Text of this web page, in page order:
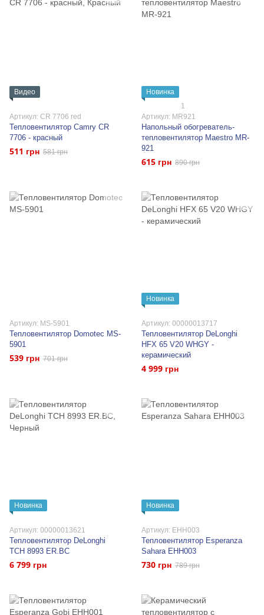
Видео
Артикул: CR 7706 red
Тепловентилятор Camry CR
7706 - красный
511 грн 581 грн
Новинка
1
Артикул: MR921
Напольный обогреватель-
тепловентилятор Maestro MR-
921
615 грн 890 грн
Артикул: MS-5901
Тепловентилятор Domotec MS-
5901
539 грн 701 грн
Новинка
Артикул: 00000013717
Тепловентилятор DeLonghi
HFX 65 V20 WHGY -
керамический
4 999 грн
Новинка
Артикул: 00000013621
Тепловентилятор DeLonghi
TCH 8993 ER.BC
6 799 грн
Новинка
Артикул: EHH003
Тепловентилятор Esperanza
Sahara EHH003
730 грн 789 грн